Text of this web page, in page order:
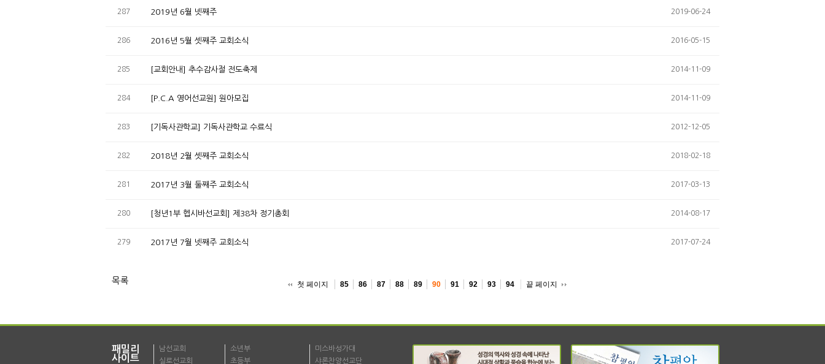
287 2019년 6월 넷째주 2019-06-24
286 2016년 5월 셋째주 교회소식 2016-05-15
285 [교회안내] 추수감사절 전도축제 2014-11-09
284 [P.C.A 영어선교원] 원아모집 2014-11-09
283 [기독사관학교] 기독사관학교 수료식 2012-12-05
282 2018년 2월 셋째주 교회소식 2018-02-18
281 2017년 3월 둘째주 교회소식 2017-03-13
280 [청년1부 헵시바선교회] 제38차 정기총회 2014-08-17
279 2017년 7월 넷째주 교회소식 2017-07-24
목록 첫 페이지 85 86 87 88 89 90 91 92 93 94 끝 페이지
패밀리
사이트
남선교회
실로선교회
소년부
초등부
미스바성가대
샤론찬양선교단